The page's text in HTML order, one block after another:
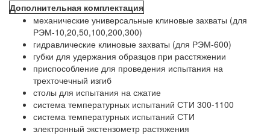
Дополнительная комплектация
механические универсальные клиновые захваты (для
РЭМ-10,20,50,100,200,300)
гидравлические клиновые захваты (для РЭМ-600)
губки для удержания образцов при расстяжении
приспособление для проведения испытания на
трехточечный изгиб
столы для испытания на сжатие
система температурных испытаний СТИ 300-1100
система температурных испытаний СТИ
электронный экстензометр растяжения